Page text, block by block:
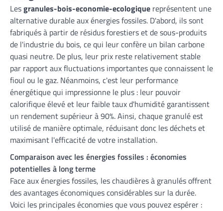
Lesgranules-bois-economie-ecologique représentent une
alternative durable aux énergies fossiles. D'abord, ils sont
fabriqués à partir de résidus forestiers et de sous-produits
de l'industrie du bois, ce qui leur confère un bilan carbone
quasi neutre. De plus, leur prix reste relativement stable
par rapport aux fluctuations importantes que connaissent le
fioul ou le gaz. Néanmoins, c'est leur performance
énergétique qui impressionne le plus : leur pouvoir
calorifique élevé et leur faible taux d'humidité garantissent
un rendement supérieur à 90%. Ainsi, chaque granulé est
utilisé de manière optimale, réduisant donc les déchets et
maximisant l'efficacité de votre installation.
Comparaison avec les énergies fossiles : économies
potentielles à long terme
Face aux énergies fossiles, les chaudières à granulés offrent
des avantages économiques considérables sur la durée.
Voici les principales économies que vous pouvez espérer :